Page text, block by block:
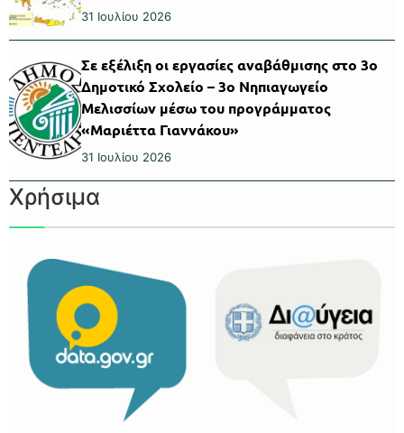
31 Ιουλίου 2026
Σε εξέλιξη οι εργασίες αναβάθμισης στο 3ο
Δημοτικό Σχολείο – 3ο Νηπιαγωγείο
Μελισσίων μέσω του προγράμματος
«Μαριέττα Γιαννάκου»
31 Ιουλίου 2026
Χρήσιμα